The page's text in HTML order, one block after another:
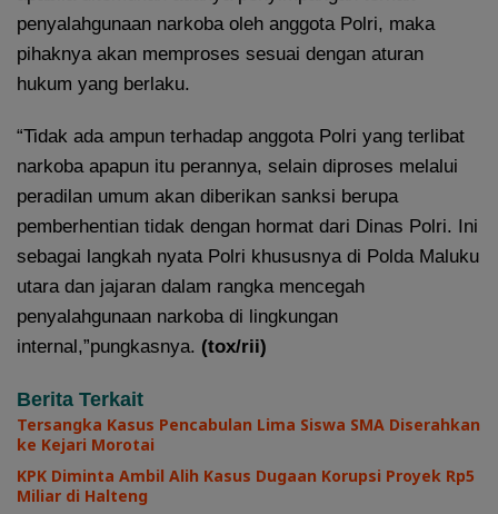
penyalahgunaan narkoba oleh anggota Polri, maka
pihaknya akan memproses sesuai dengan aturan
hukum yang berlaku.
“Tidak ada ampun terhadap anggota Polri yang terlibat
narkoba apapun itu perannya, selain diproses melalui
peradilan umum akan diberikan sanksi berupa
pemberhentian tidak dengan hormat dari Dinas Polri. Ini
sebagai langkah nyata Polri khususnya di Polda Maluku
utara dan jajaran dalam rangka mencegah
penyalahgunaan narkoba di lingkungan
internal,”pungkasnya. (tox/rii)
Berita Terkait
Tersangka Kasus Pencabulan Lima Siswa SMA Diserahkan
ke Kejari Morotai
KPK Diminta Ambil Alih Kasus Dugaan Korupsi Proyek Rp5
Miliar di Halteng